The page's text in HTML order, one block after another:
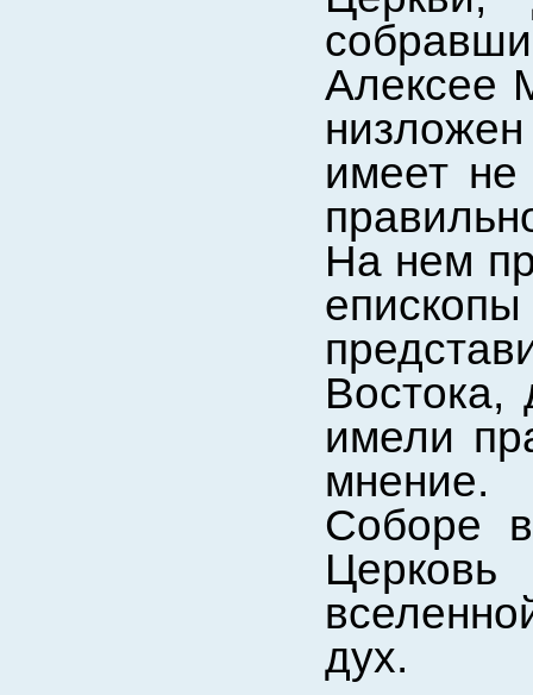
Алексее
имеет не
На нем
имели
Соборе
дух.